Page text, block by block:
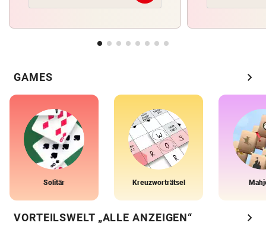
GAMES chevron_right
Solitär Kreuzworträtsel
VORTEILSWELT „ALLE ANZEIGEN“ chevron_right